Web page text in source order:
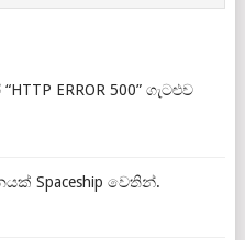
ERROR 500” ගැටළුව
Spaceship වෙතින්.